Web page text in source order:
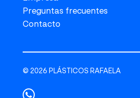
Preguntas frecuentes
Contacto
© 2026 PLÁSTICOS RAFAELA